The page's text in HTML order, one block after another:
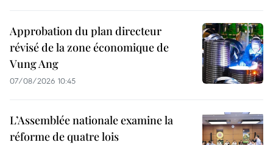
Approbation du plan directeur
révisé de la zone économique de
Vung Ang
07/08/2026 10:45
L’Assemblée nationale examine la
réforme de quatre lois